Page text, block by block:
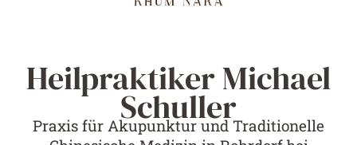
Heilpraktiker Michael
Schuller
Praxis für Akupunktur und Traditionelle